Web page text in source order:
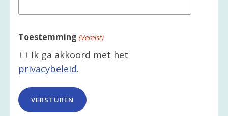
Toestemming (Vereist)
Ik ga akkoord met het
privacybeleid.